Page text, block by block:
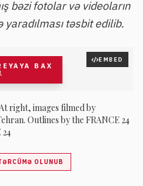
bəzi fotolar və videoların
təsbit edilib.
BAX
EMBED
right, images filmed by
Outlines by the FRANCE 24
OLUNUB